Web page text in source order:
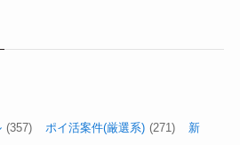
(357) ポイ活案件(厳選系) (271)
新